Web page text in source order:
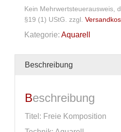
Kein Mehrwertsteuerausweis,
§19 (1) UStG.
zzgl.
Kategorie: Aquarell
Beschreibung
Beschreibung
Titel: Freie Komposition